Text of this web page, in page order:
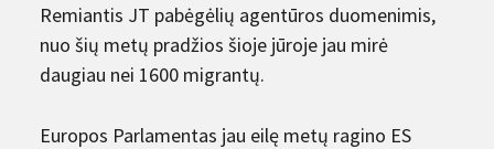
Remiantis JT pabėgėlių agentūros duomenimis,
nuo šių metų pradžios šioje jūroje jau mirė
daugiau nei 1600 migrantų.
Europos Parlamentas jau eilę metų ragino ES